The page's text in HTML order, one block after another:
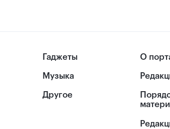
Гаджеты
Музыка
Другое
О